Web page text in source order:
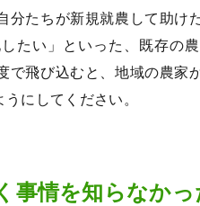
分たちが新規就農して助け
たい」といった、既存の
で飛び込むと、地域の農家
にしてください。
事情を知らなかっ